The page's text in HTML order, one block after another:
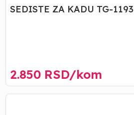
SEDISTE ZA KADU TG-1193
2.850 RSD/kom
METALNA